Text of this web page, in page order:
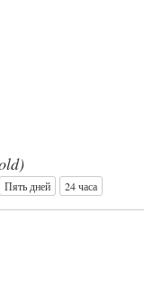
Пять дней 24 часа